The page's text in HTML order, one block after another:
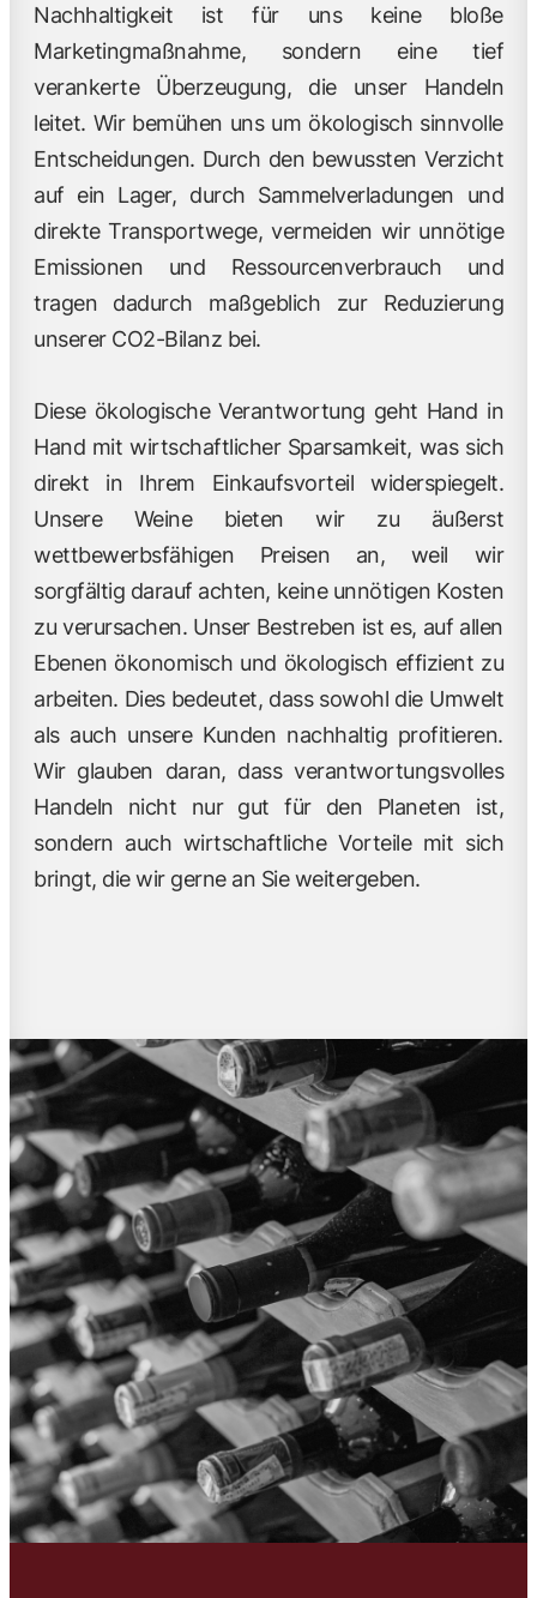
Nachhaltigkeit ist für uns keine bloße
Marketingmaßnahme, sondern eine tief
verankerte Überzeugung, die unser Handeln
leitet. Wir bemühen uns um ökologisch sinnvolle
Entscheidungen. Durch den bewussten Verzicht
auf ein Lager, durch Sammelverladungen und
direkte Transportwege, vermeiden wir unnötige
Emissionen und Ressourcenverbrauch und
tragen dadurch maßgeblich zur Reduzierung
unserer CO2-Bilanz bei.
Diese ökologische Verantwortung geht Hand in
Hand mit wirtschaftlicher Sparsamkeit, was sich
direkt in Ihrem Einkaufsvorteil widerspiegelt.
Unsere Weine bieten wir zu äußerst
wettbewerbsfähigen Preisen an, weil wir
sorgfältig darauf achten, keine unnötigen Kosten
zu verursachen. Unser Bestreben ist es, auf allen
Ebenen ökonomisch und ökologisch effizient zu
arbeiten. Dies bedeutet, dass sowohl die Umwelt
als auch unsere Kunden nachhaltig profitieren.
Wir glauben daran, dass verantwortungsvolles
Handeln nicht nur gut für den Planeten ist,
sondern auch wirtschaftliche Vorteile mit sich
bringt, die wir gerne an Sie weitergeben.